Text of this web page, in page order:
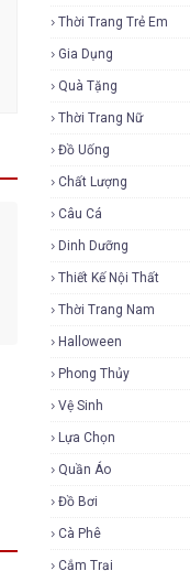
Thời Trang Trẻ Em
Gia Dụng
Quà Tặng
Thời Trang Nữ
Đồ Uống
Chất Lượng
Câu Cá
Dinh Dưỡng
Thiết Kế Nội Thất
Thời Trang Nam
Halloween
Phong Thủy
Vệ Sinh
Lựa Chọn
Quần Áo
Đồ Bơi
Cà Phê
Cắm Trại